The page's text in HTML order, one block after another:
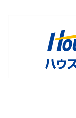
で廃棄します。
洩等を防止するため、西
対する遵守事項を次のと